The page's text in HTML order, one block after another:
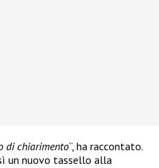
di chiarimento“, ha raccontato.
un nuovo tassello alla